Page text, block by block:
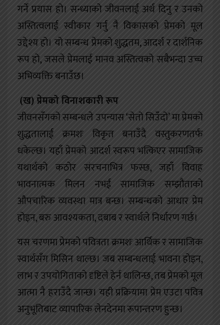
गर्ने प्रयास हो। सन्ध्याको जीवनलाई अर्थ दिनु र उनको
अस्तित्वलाई स्वीकार गर्नु नै विकासको प्रेमको मूल
उद्देश्य हो। यो सम्बन्ध प्रेमको शुद्धतम, आदर्श र दार्शनिक
रूप हो, जसले प्रेमलाई मानव अस्तित्वको सबैभन्दा उच्च
अभिव्यक्ति बनाउँछ।
(ख) प्रेमको विनाशकारी रूप
जीवनसँगको सम्बन्धले उपन्यास ‘सेतो सिउँदो’ मा प्रेमको
शुद्धतालाई क्रमशः विकृत बनाउँदै वस्तुकरणतर्फ
धकेल्छ। यहाँ प्रेमको आदर्श स्वरूप भत्किएर सामाजिक
यथार्थको कठोर संरचनाभित्र फस्छ, जहाँ विवाह
भावनात्मक मिलन नभई सामाजिक सम्झौताको
औपचारिक व्यवस्था मात्र बन्छ। सम्बन्धको आधार प्रेम
होइन, बरु आवश्यकता, दबाब र स्वार्थले निर्धारण गर्छ।
यस चरणमा प्रेमको पवित्रता क्रमशः आर्थिक र सामाजिक
स्वार्थसँग मिसिन थाल्छ। जब सम्बन्धलाई भावना होइन,
लाभ र उपयोगिताको दृष्टिले हेर्न थालिन्छ, तब प्रेमको मूल
आत्मा नै हराउँदै जान्छ। यही प्रक्रियामा प्रेम एउटा पवित्र
अनुभूतिबाट व्यापारिक लेनदेनमा रूपान्तरण हुन्छ।